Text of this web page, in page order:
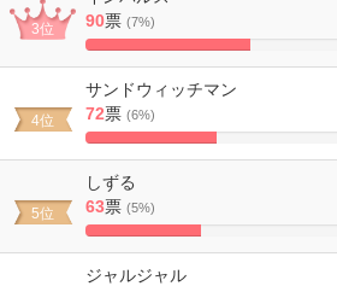
3位
90票 (7%)
37.037037037037%
4位
サンドウィッチマン
72票 (6%)
29.62962962963%
5位
しずる
63票 (5%)
25.925925925926%
ジャルジャル